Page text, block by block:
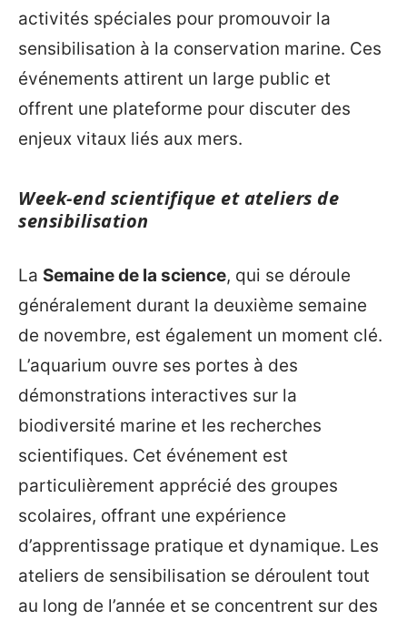
activités spéciales pour promouvoir la
sensibilisation à la conservation marine. Ces
événements attirent un large public et
offrent une plateforme pour discuter des
enjeux vitaux liés aux mers.
Week-end scientifique et ateliers de
sensibilisation
La Semaine de la science, qui se déroule
généralement durant la deuxième semaine
de novembre, est également un moment clé.
L’aquarium ouvre ses portes à des
démonstrations interactives sur la
biodiversité marine et les recherches
scientifiques. Cet événement est
particulièrement apprécié des groupes
scolaires, offrant une expérience
d’apprentissage pratique et dynamique. Les
ateliers de sensibilisation se déroulent tout
au long de l’année et se concentrent sur des